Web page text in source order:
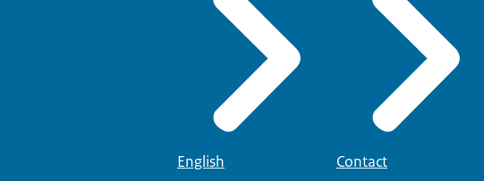
English Contact